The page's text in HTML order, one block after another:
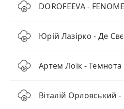
Артем Лоік - Темнота